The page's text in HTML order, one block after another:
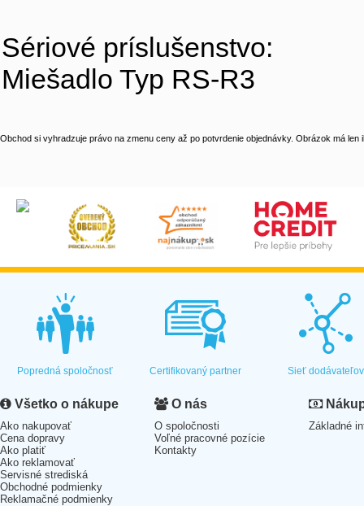
Sériové príslušenstvo:
Miešadlo Typ RS-R3
Obchod si vyhradzuje právo na zmenu ceny až po potvrdenie objednávky. Obrázok má len
Popredná spoločnosť Certifikovaný partner Sieť dodávateľov
Všetko o nákupe
Ako nakupovať
Cena dopravy
Ako platiť
Ako reklamovať
Servisné strediská
Obchodné podmienky
Reklamačné podmienky
O nás
O spoločnosti
Voľné pracovné pozície
Kontakty
Základné